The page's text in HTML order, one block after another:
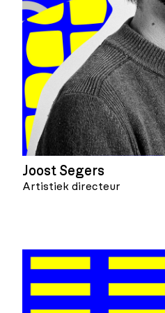
Joost Segers
Artistiek directeur